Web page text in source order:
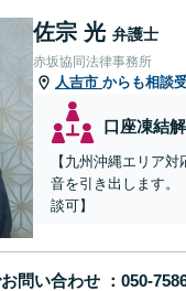
佐宗 光 弁護士
赤坂協同法律事務所
人吉市 からも相談
口座凍結
【九州沖縄エリア
音を引き出します。
談可】
問い合わせ